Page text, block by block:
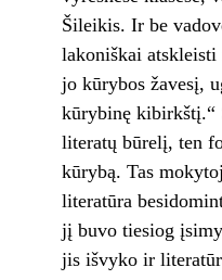
Šileikis. Ir be
lakoniškai
jo kūrybos žavesį,
kūrybinę kibirkštį.“
literatų būrelį, ten
kūrybą. Tas
literatūra
jį buvo tiesiog
jis išvyko ir